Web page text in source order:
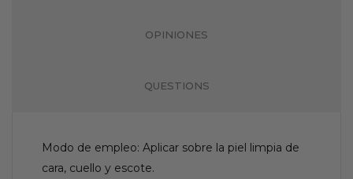
OPINIONES
QUESTIONS
Modo de empleo: Aplicar sobre la piel limpia de
cara, cuello y escote.